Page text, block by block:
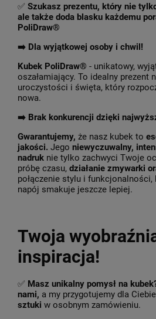
✅ Szukasz prezentu, który nie
ale także doda blasku każdemu
PoliDraw®
➡️ Dla wyjątkowej osoby i chwil!
Kubek PoliDraw® - unikatowy,
oszałamiający. To idealny prezent
uroczystości i święta, który
nowa.
➡️ Brak konkurencji dzięki
Gwarantujemy, że nasz kubek to
jakości. Jego niewyczuwalny,
nadruk nie tylko zachwyci Twoje
próbę czasu, działanie zmywarki
połączenie stylu i funkcjonalności,
napój smakuje jeszcze lepiej.
Twoja
inspiracja!
✅ Masz unikalny pomysł na
nami, a my przygotujemy dla Ciebie
sztuki w osobnym zamówieniu.